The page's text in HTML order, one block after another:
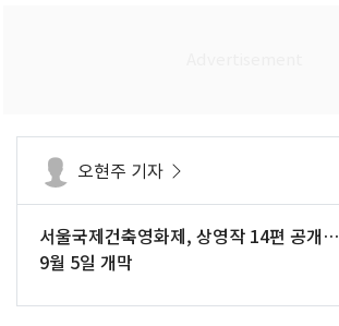
오현주 기자
서울국제건축영화제, 상영작 14편 공개…
9월 5일 개막